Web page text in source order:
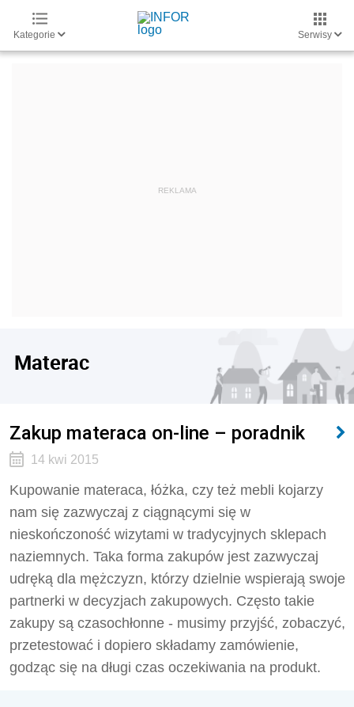
Kategorie Serwisy
Materac
Zakup materaca on-line – poradnik
14 kwi 2015
Kupowanie materaca, łóżka, czy też mebli kojarzy
nam się zazwyczaj z ciągnącymi się w
nieskończoność wizytami w tradycyjnych sklepach
naziemnych. Taka forma zakupów jest zazwyczaj
udręką dla mężczyzn, którzy dzielnie wspierają swoje
partnerki w decyzjach zakupowych. Często takie
zakupy są czasochłonne - musimy przyjść, zobaczyć,
przetestować i dopiero składamy zamówienie,
godząc się na długi czas oczekiwania na produkt.